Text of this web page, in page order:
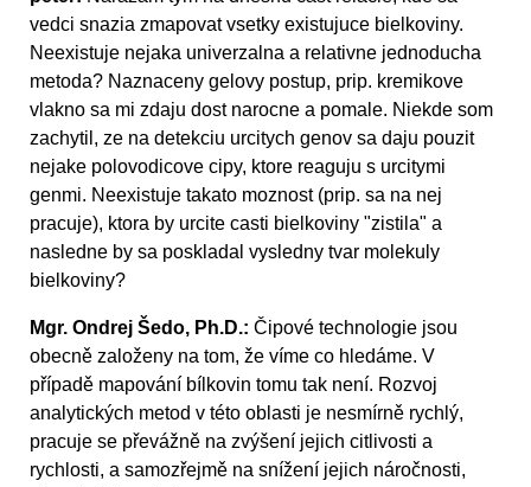
vedci snazia zmapovat vsetky existujuce bielkoviny.
Neexistuje nejaka univerzalna a relativne jednoducha
metoda? Naznaceny gelovy postup, prip. kremikove
vlakno sa mi zdaju dost narocne a pomale. Niekde som
zachytil, ze na detekciu urcitych genov sa daju pouzit
nejake polovodicove cipy, ktore reaguju s urcitymi
genmi. Neexistuje takato moznost (prip. sa na nej
pracuje), ktora by urcite casti bielkoviny "zistila" a
nasledne by sa poskladal vysledny tvar molekuly
bielkoviny?
Mgr. Ondrej Šedo, Ph.D.: Čipové technologie jsou
obecně založeny na tom, že víme co hledáme. V
případě mapování bílkovin tomu tak není. Rozvoj
analytických metod v této oblasti je nesmírně rychlý,
pracuje se převážně na zvýšení jejich citlivosti a
rychlosti, a samozřejmě na snížení jejich náročnosti,